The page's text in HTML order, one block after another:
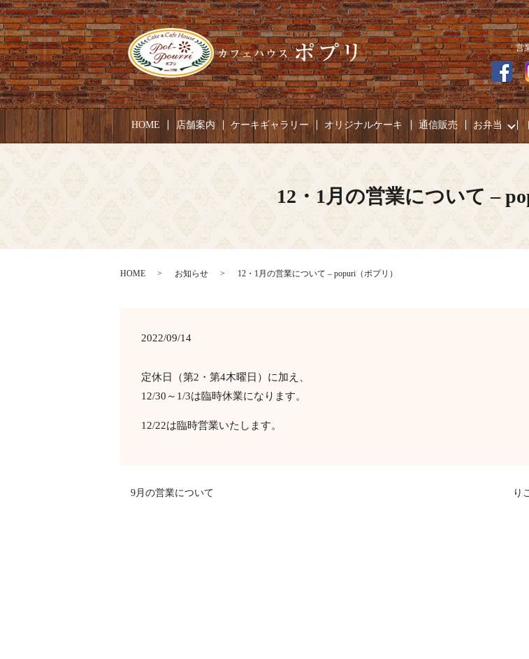
営
HOME 店舗案内 ケーキギャラリー オリジナルケーキ 通信販売 お弁当
12・1月の営業について –
HOME お知らせ 12・1月の営業について – popuri（ポプリ）
2022/09/14
定休日（第2・第4木曜日）に加え、
12/30～1/3は臨時休業になります。
12/22は臨時営業いたします。
9月の営業について り